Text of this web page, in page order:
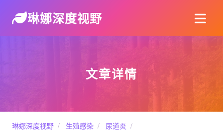
琳娜深度视野
文章详情
琳娜深度视野 / 生殖感染 / 尿道炎 /